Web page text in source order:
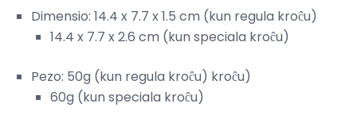
Dimensio: 14.4 x 7.7 x 1.5 cm (kun regula kroĉu)
14.4 x 7.7 x 2.6 cm (kun speciala kroĉu)
Pezo: 50g (kun regula kroĉu) kroĉu)
60g (kun speciala kroĉu)